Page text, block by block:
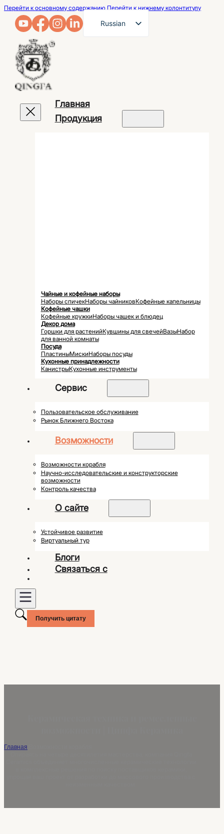
Перейти к основному содержанию Перейти к нижнему колонтитулу
Russian
Portuguese
Главная
Продукция
Чайные и кофейные наборы
Наборы спичекНаборы чайниковКофейные капельницы
Кофейные чашки
Кофейные кружкиНаборы чашек и блюдец
Декор дома
Горшки для растенийКувшины для свечейВазыНабор
для ванной комнаты
Посуда
ПластиныМискиНаборы посуды
Кухонные принадлежности
КанистрыКухонные инструменты
Сервис
Пользовательское обслуживание
Рынок Ближнего Востока
Возможности
Возможности корабля
Научно-исследовательские и конструкторские
возможности
Контроль качества
О сайте
Устойчивое развитие
Виртуальный тур
Блоги
Связаться с
Получить цитату
Главная